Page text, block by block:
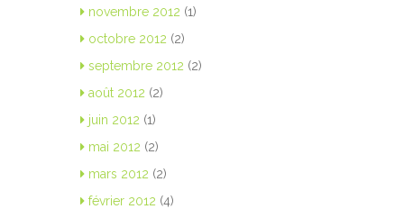
novembre 2012 (1)
octobre 2012 (2)
septembre 2012 (2)
août 2012 (2)
juin 2012 (1)
mai 2012 (2)
mars 2012 (2)
février 2012 (4)